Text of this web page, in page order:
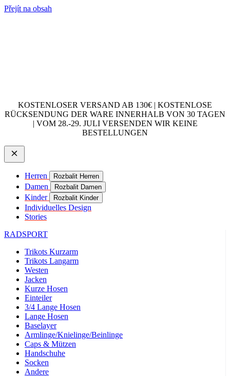
Přejít na obsah
KOSTENLOSER VERSAND AB 130€ | KOSTENLOSE
RÜCKSENDUNG DER WARE INNERHALB VON 30 TAGEN
| VOM 28.-29. JULI VERSENDEN WIR KEINE
BESTELLUNGEN
Herren Rozbalit Herren
Damen Rozbalit Damen
Kinder Rozbalit Kinder
Individuelles Design
Stories
RADSPORT
Trikots Kurzarm
Trikots Langarm
Westen
Jacken
Kurze Hosen
Einteiler
3/4 Lange Hosen
Lange Hosen
Baselayer
Armlinge/Knielinge/Beinlinge
Caps & Mützen
Handschuhe
Socken
Andere